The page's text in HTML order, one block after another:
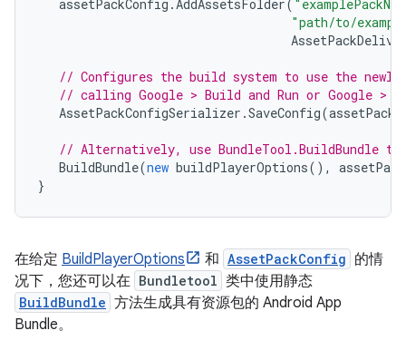
assetPackConfig . AddAssetsFolder(
"path/to/
// Configures the build system to use the newly
// calling Google > Build and Run or Google >
AssetPackConfigSerializer .SaveConfig(
// Alternatively, use BundleTool.BuildBundle
BuildBundle(new buildPlayerOptions(),
}
在给定 BuildPlayerOptions 和 AssetPackConfig 的情
况下，您还可以在 Bundletool 类中使用静态
BuildBundle 方法生成具有资源包的 Android App
Bundle。